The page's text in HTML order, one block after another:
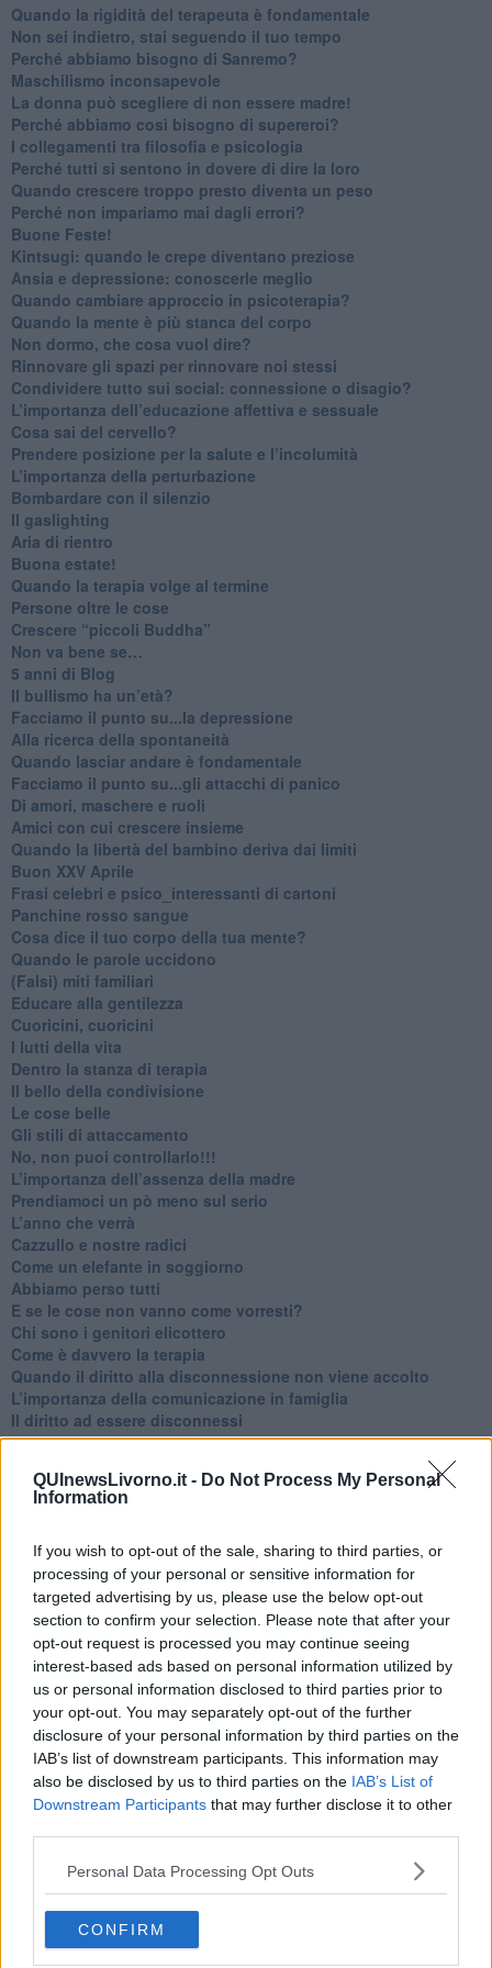
QUInewsLivorno.it - Do Not Process My Personal
Information
If you wish to opt-out of the sale, sharing to third parties, or
processing of your personal or sensitive information for
targeted advertising by us, please use the below opt-out
section to confirm your selection. Please note that after your
opt-out request is processed you may continue seeing
interest-based ads based on personal information utilized by
us or personal information disclosed to third parties prior to
your opt-out. You may separately opt-out of the further
disclosure of your personal information by third parties on the
IAB’s list of downstream participants. This information may
also be disclosed by us to third parties on the IAB’s List of
Downstream Participants that may further disclose it to other
Personal Data Processing Opt Outs
CONFIRM
​Quando la rigidità del terapeuta è fondamentale
​Non sei indietro, stai seguendo il tuo tempo
​Perché abbiamo bisogno di Sanremo?
​Maschilismo inconsapevole
​La donna può scegliere di non essere madre!
​Perché abbiamo così bisogno di supereroi?
​I collegamenti tra filosofia e psicologia
​Perché tutti si sentono in dovere di dire la loro
​Quando crescere troppo presto diventa un peso
​Perché non impariamo mai dagli errori?
​Buone Feste!
​Kintsugi: quando le crepe diventano preziose
Ansia e depressione: conoscerle meglio
Quando cambiare approccio in psicoterapia?
​Quando la mente è più stanca del corpo
Non dormo, che cosa vuol dire?
​Rinnovare gli spazi per rinnovare noi stessi
​Condividere tutto sui social: connessione o disagio?
​L’importanza dell’educazione affettiva e sessuale
​Cosa sai del cervello?
Prendere posizione per la salute e l’incolumità
L’importanza della perturbazione
​Bombardare con il silenzio
Il gaslighting
Aria di rientro
Buona estate!
​Quando la terapia volge al termine
​Persone oltre le cose
​Crescere “piccoli Buddha”
Non va bene se…
​5 anni di Blog
​Il bullismo ha un’età?
Facciamo il punto su...la depressione
​Alla ricerca della spontaneità
​Quando lasciar andare è fondamentale
Facciamo il punto su...gli attacchi di panico
Di amori, maschere e ruoli
​Amici con cui crescere insieme
​Quando la libertà del bambino deriva dai limiti
Buon XXV Aprile
​Frasi celebri e psico_interessanti di cartoni
​Panchine rosso sangue
​Cosa dice il tuo corpo della tua mente?
​Quando le parole uccidono
​(Falsi) miti familiari
​Educare alla gentilezza
​Cuoricini, cuoricini
I lutti della vita
​Dentro la stanza di terapia
​Il bello della condivisione
Le cose belle
​Gli stili di attaccamento
No, non puoi controllarlo!!!
​L’importanza dell’assenza della madre
​Prendiamoci un pò meno sul serio
​L’anno che verrà
​Cazzullo e nostre radici
​Come un elefante in soggiorno
​Abbiamo perso tutti
E se le cose non vanno come vorresti?
​Chi sono i genitori elicottero
Come è davvero la terapia
Quando il diritto alla disconnessione non viene accolto
​L’importanza della comunicazione in famiglia
​Il diritto ad essere disconnessi
​Il pensiero dicotomico e la salute mentale
​La Clownterapia
​Differenze tra persone frustrate e non
Vacanze a km zero
​Buone Vacan(si)e!
​Il lato positivo delle cose
​Storie antiche di tempi moderni
​Quello che alle mamme non dicono
Adultescenza
Homo imbecillis
​4 anni di Blog
Quando il silenzio è aggressivo
​Il passato, questo conosciuto!
​Clima ballerino e sbalzi d’umore
La maternità
​L’uomo o l’orso?
Non hanno un amico a teatro​
​Cose che ci esauriscono
​Lasciate ai vostri figli il diritto di piangere
​Parole d’amore regalate al vento